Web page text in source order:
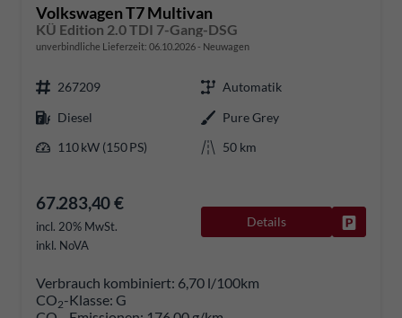
Volkswagen T7 Multivan
KÜ Edition 2.0 TDI 7-Gang-DSG
unverbindliche Lieferzeit: 06.10.2026 Neuwagen
267209
Automatik
Diesel
Pure Grey
110 kW (150 PS)
50 km
67.283,40 €
incl. 20% MwSt.
inkl. NoVA
Details
Verbrauch kombiniert: 6,70 l/100km
CO2-Klasse: G